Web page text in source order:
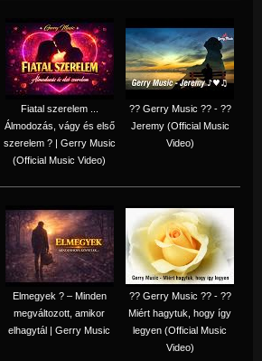
Fiatal szerelem ...
Álmodozás, vágy és első
szerelem ? | Gerry Music
(Official Music Video)
?? Gerry Music ?? - ??
Jeremy (Official Music
Video)
Elmegyek ? – Minden
megváltozott, amikor
elhagytál | Gerry Music
?? Gerry Music ?? - ??
Miért hagytuk, hogy így
legyen (Official Music
Video)